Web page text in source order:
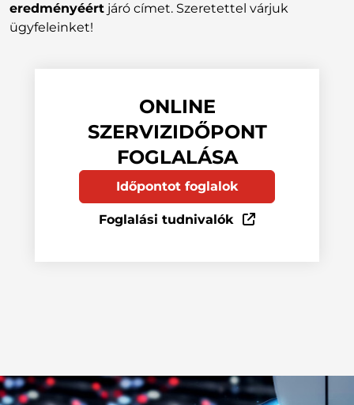
eredményéért járó címet. Szeretettel várjuk
ügyfeleinket!
ONLINE
SZERVIZIDŐPONT
FOGLALÁSA
Időpontot foglalok
Foglalási tudnivalók